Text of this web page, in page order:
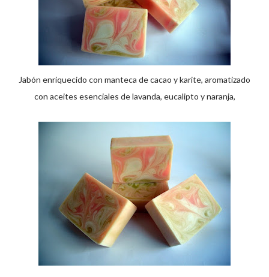
Jabón enriquecido con manteca de cacao y karite, aromatizado
con aceites esenciales de lavanda, eucalipto y naranja,